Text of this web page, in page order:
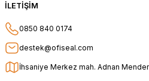
İLETİŞİM
0850 840 0174
destek@ofiseal.com
İhsaniye Merkez mah. Adnan